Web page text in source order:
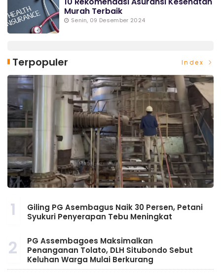
Murah Terbaik
Senin, 09 Desember 2024
Terpopuler Index
1
Giling PG Asembagus Naik 30 Persen, Petani
Syukuri Penyerapan Tebu Meningkat
2
PG Assembagoes Maksimalkan
Penanganan Tolato, DLH Situbondo Sebut
Keluhan Warga Mulai Berkurang